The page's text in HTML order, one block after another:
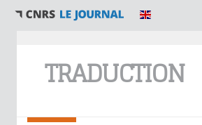
TRADUCTION